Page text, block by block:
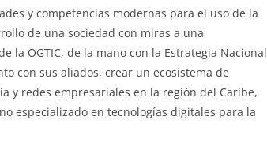
y competencias modernas para el uso de la
de una sociedad con miras a una
la OGTIC, de la mano con la Estrategia Nacional
con sus aliados, crear un ecosistema de
y redes empresariales en la región del Caribe,
especializado en tecnologías digitales para la